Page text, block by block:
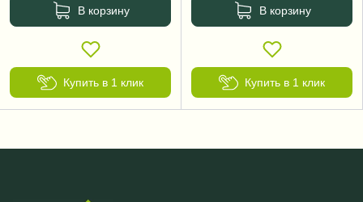
В корзину
Купить в 1 клик
В корзину
Купить в 1 клик